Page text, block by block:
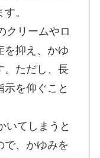
。
クリームやロ
を抑え、かゆ
。ただし、長
を仰ぐこと
いてしまうと
で、かゆみを